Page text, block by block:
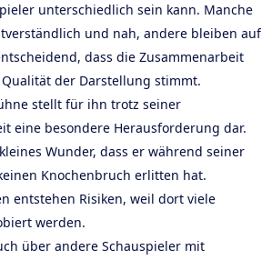
unterschiedlich sein kann. Manche
und nah, andere bleiben auf
dass die Zusammenarbeit
der Darstellung stimmt.
stellt für ihn trotz seiner
eine besondere Herausforderung dar.
Wunder, dass er während seiner
Knochenbruch erlitten hat.
entstehen Risiken, weil dort viele
werden.
über andere Schauspieler mit